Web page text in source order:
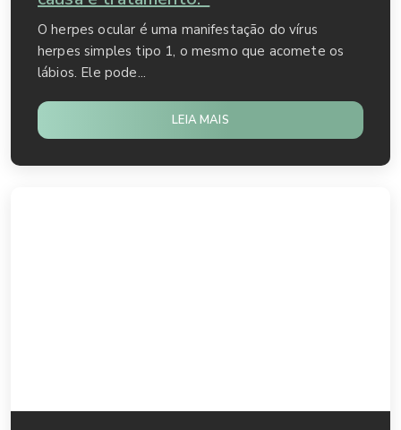
O herpes ocular é uma manifestação do vírus
herpes simples tipo 1, o mesmo que acomete os
lábios. Ele pode...
LEIA MAIS